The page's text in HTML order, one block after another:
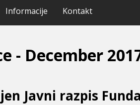
Informacije Kontakt
- December
Javni razpis